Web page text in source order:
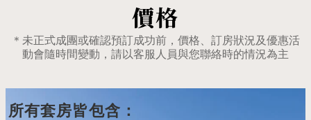
價格
＊未正式成團或確認預訂成功前，價格、訂房狀況及優惠活
動會隨時間變動，請以客服人員與您聯絡時的情況為主
所有套房皆包含：